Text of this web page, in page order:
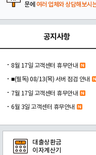
문에 여러 업체와 상담해보시
공지사항
8월 17일 고객센터 휴무안내
■(필독) 08/13(목) 서버 점검 안내
7월 17일 고객센터 휴무안내
6월 3일 고객센터 휴무안내
대출상환금
이자계산기